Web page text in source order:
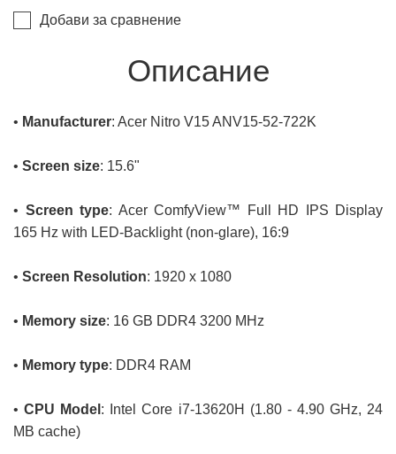
Добави за сравнение
Описание
• Manufacturer: Acer Nitro V15 ANV15-52-722K
• Screen size: 15.6"
• Screen type: Acer ComfyView™ Full HD IPS Display
165 Hz with LED-Backlight (non-glare), 16:9
• Screen Resolution: 1920 x 1080
• Memory size: 16 GB DDR4 3200 MHz
• Memory type: DDR4 RAM
•CPU Model :
Intel Core i7-13620H (1.80 - 4.90 GHz, 24
MB cache)